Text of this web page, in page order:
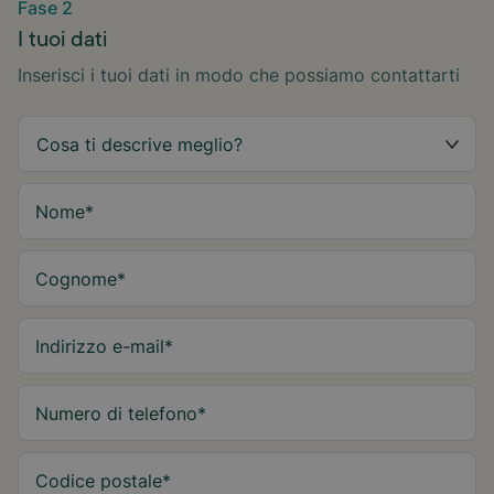
Fase 2
I tuoi dati
Inserisci i tuoi dati in modo che possiamo contattarti
Nome*
Cognome*
Indirizzo e-mail*
Numero di telefono*
Codice postale*